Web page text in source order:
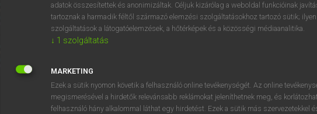
VAN ELŐFIZETÉSED?
megtekintéséhez.
BELÉPÉS
próbaverziójának
regisztrálok ésbelépek.
adatok összesítettek és anonimizáltak. Céljuk kizárólag a weboldal funkcióinak
tartoznak a harmadik féltől származó elemzési szolgáltatásokhoz tartozó sütik;
szolgáltatások a látogatóelemzések, a hőtérképek és a közösségi médiaanalitika.
↓ 1 szolgáltatás
MARKETING
Ezek a sütik nyomon követik a felhasználó online tevékenységét. Az online
megismerésével a hirdetők relevánsabb reklámokat jeleníthetnek meg, és
felhasználó hány alkalommal láthat egy hirdetést. Ezek a sütik más szervezetekkel
í y x c v b n m , .